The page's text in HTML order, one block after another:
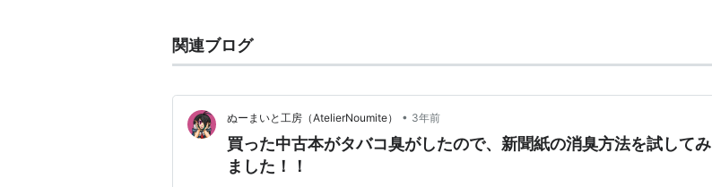
関連ブログ
ぬーまいと工房（AtelierNoumite） • 3年前
買った中古本がタバコ臭がしたので、新聞紙の消臭方法を試してみ
ました！！